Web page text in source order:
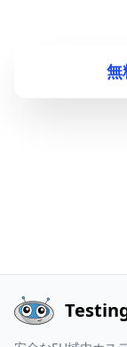
無